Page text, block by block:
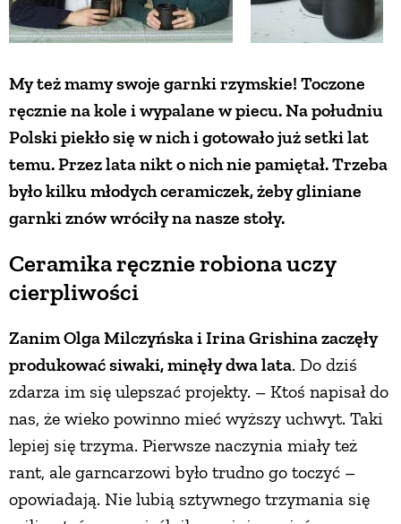
My też mamy swoje garnki rzymskie! Toczone
ręcznie na kole i wypalane w piecu. Na południu
Polski piekło się w nich i gotowało już setki lat
temu. Przez lata nikt o nich nie pamiętał. Trzeba
było kilku młodych ceramiczek, żeby gliniane
garnki znów wróciły na nasze stoły.
Ceramika ręcznie robiona uczy
cierpliwości
Zanim Olga Milczyńska i Irina Grishina zaczęły
produkować siwaki, minęły dwa lata. Do dziś
zdarza im się ulepszać projekty. – Ktoś napisał do
nas, że wieko powinno mieć wyższy uchwyt. Taki
lepiej się trzyma. Pierwsze naczynia miały też
rant, ale garncarzowi było trudno go toczyć –
opowiadają. Nie lubią sztywnego trzymania się
ZWYCZAJE
PRZEPISY
ŚNIADANIA
DANIA GŁÓWNE
CIASTA I DESERY
DODATKI